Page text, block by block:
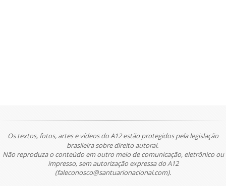
Os textos, fotos, artes e vídeos do A12 estão protegidos pela legislação
brasileira sobre direito autoral.
Não reproduza o conteúdo em outro meio de comunicação, eletrônico ou
impresso, sem autorização expressa do A12
(faleconosco@santuarionacional.com).